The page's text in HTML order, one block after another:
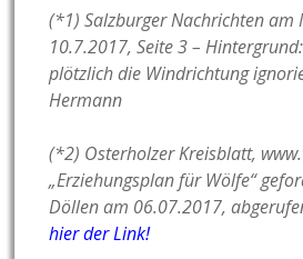
(*1) Salzburger Nachrichten am
10.7.2017, Seite 3 –
plötzlich die Windrichtung
Hermann
(*2) Osterholzer Kreisblatt,
„Erziehungsplan für Wölfe“
Döllen am 06.07.2017,
hier der Link!